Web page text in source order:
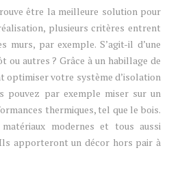
être la meilleure solution pour
plusieurs critères entrent
murs, par exemple. S’agit-il d’une
ou autres ? Grâce à un habillage de
optimiser votre système d’isolation
pouvez par exemple miser sur un
thermiques, tel que le bois.
modernes et tous aussi
apporteront un décor hors pair à